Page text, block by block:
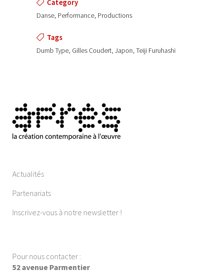
Category
Danse, Performance, Productions
Tags
Dumb Type, Gilles Coudert, Japon, Teiji Furuhashi
Actualités
Partenariats
Inscrivez-vous à notre newsletter !
Pour nous contacter :
52 avenue Parmentier